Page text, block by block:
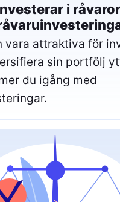
i
vara attraktiva för
sin portfölj
du igång med